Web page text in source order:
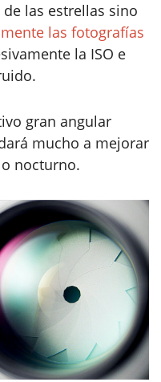
las estrellas sino
las fotografías
la ISO e
gran angular
mucho a mejorar
nocturno.